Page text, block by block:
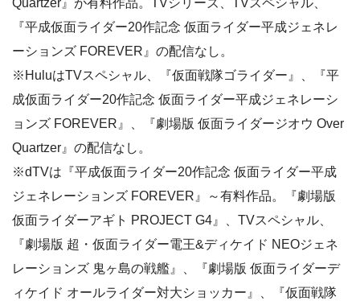
Quartzer』が有料作品。TVシリーズ、TVスペシャル、
『平成仮面ライダー20作記念 仮面ライダー平成ジェネレ
ーションズ FOREVER』の配信なし。
※HuluはTVスペシャル、『仮面戦隊ゴライダー』、『平
成仮面ライダー20作記念 仮面ライダー平成ジェネレーシ
ョンズ FOREVER』、『劇場版 仮面ライダージオウ Over
Quartzer』の配信なし。
※dTVは『平成仮面ライダー20作記念 仮面ライダー平成
ジェネレーションズ FOREVER』～有料作品。『劇場版
仮面ライダーアギト PROJECT G4』、TVスペシャル、
『劇場版 超・仮面ライダー電王&ディケイド NEOジェネ
レーションズ 鬼ヶ島の戦艦』、『劇場版 仮面ライダーデ
ィケイド オールライダー対大ショッカー』、『仮面戦隊